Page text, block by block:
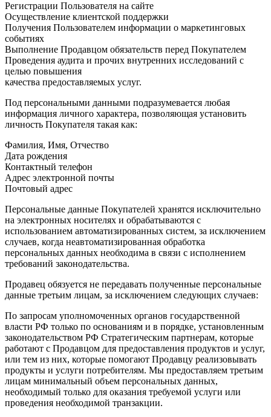
Регистрации Пользователя на сайте
Осуществление клиентской поддержки
Получения Пользователем информации о маркетинговых
событиях
Выполнение Продавцом обязательств перед Покупателем
Проведения аудита и прочих внутренних исследований с
целью повышения
качества предоставляемых услуг.
Под персональными данными подразумевается любая
информация личного характера, позволяющая установить
личность Покупателя такая как:
Фамилия, Имя, Отчество
Дата рождения
Контактный телефон
Адрес электронной почты
Почтовый адрес
Персональные данные Покупателей хранятся исключительно
на электронных носителях и обрабатываются с
использованием автоматизированных систем, за исключением
случаев, когда неавтоматизированная обработка
персональных данных необходима в связи с исполнением
требований законодательства.
Продавец обязуется не передавать полученные персональные
данные третьим лицам, за исключением следующих случаев:
По запросам уполномоченных органов государственной
власти РФ только по основаниям и в порядке, установленным
законодательством РФ Стратегическим партнерам, которые
работают с Продавцом для предоставления продуктов и услуг,
или тем из них, которые помогают Продавцу реализовывать
продукты и услуги потребителям. Мы предоставляем третьим
лицам минимальный объем персональных данных,
необходимый только для оказания требуемой услуги или
проведения необходимой транзакции.